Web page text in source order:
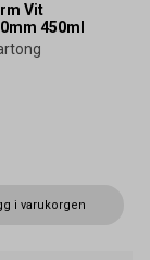
Vit
450ml
i varukorgen